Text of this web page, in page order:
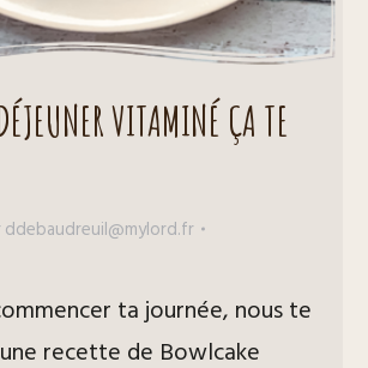
VITAMINÉ ÇA TE
ddebaudreuil@mylord.fr
ta journée, nous te
recette de Bowlcake